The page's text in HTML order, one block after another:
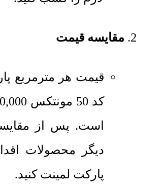
مقایسه قیمت
قیمت هر مترمربع
کد 50 مونتکس
است. پس از
دیگر محصولات
پارکت لمینت کنید.